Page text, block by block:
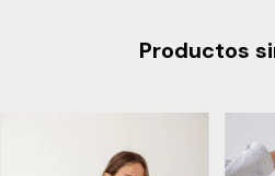
Productos